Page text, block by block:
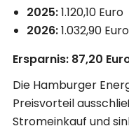
2025:1.120,10 Euro
2026:1.032,90 Euro
Ersparnis: 87,20
Die Hamburger
Preisvorteil
Stromeinkauf und